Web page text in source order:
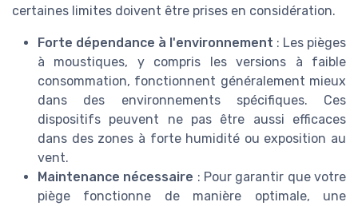
certaines limites doivent être prises en considération.
Forte dépendance à l'environnement : Les pièges
à moustiques, y compris les versions à faible
consommation, fonctionnent généralement mieux
dans des environnements spécifiques. Ces
dispositifs peuvent ne pas être aussi efficaces
dans des zones à forte humidité ou exposition au
vent.
Maintenance nécessaire : Pour garantir que votre
piège fonctionne de manière optimale, une